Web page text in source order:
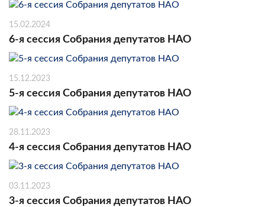
15.02.2024
6-я сессия Собрания депутатов НАО
15.12.2023
5-я сессия Собрания депутатов НАО
28.11.2023
4-я сессия Собрания депутатов НАО
03.11.2023
3-я сессия Собрания депутатов НАО